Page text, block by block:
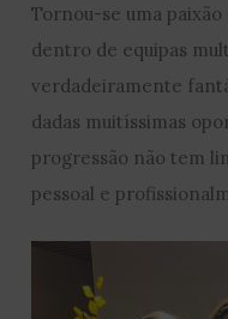
Tornou-se uma
dentro de equipas
verdadeiramente
dadas muitíssimas
progressão não tem
pessoal e